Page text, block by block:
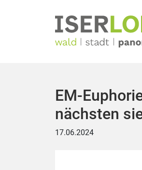
EM-
nächsten
17.06.2024